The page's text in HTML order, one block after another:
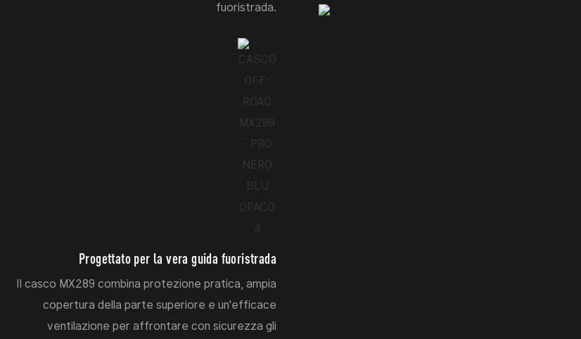
fuoristrada.
Progettato per la vera guida fuoristrada
Il casco MX289 combina protezione pratica, ampia
copertura della parte superiore e un'efficace
ventilazione per affrontare con sicurezza gli